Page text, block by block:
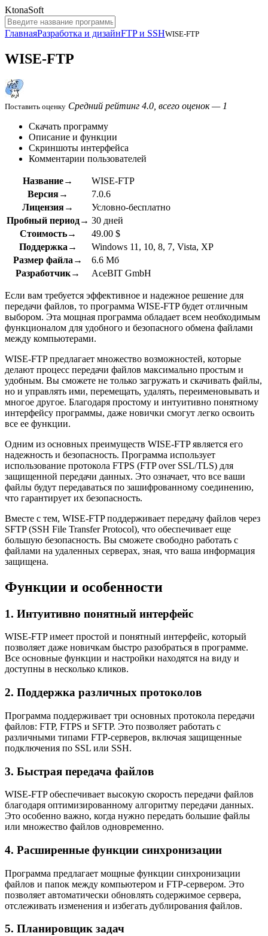
KtonaSoft
ГлавнаяРазработка и дизайнFTP и SSHWISE-FTP
WISE-FTP
Поставить оценку Средний рейтинг 4.0, всего оценок — 1
Скачать программу
Описание и функции
Скриншоты интерфейса
Комментарии пользователей
Название→
WISE-FTP
Версия→
7.0.6
Лицензия→
Условно-бесплатно
Пробный период→ 30 дней
Стоимость→
49.00 $
Поддержка→
Windows 11, 10, 8, 7, Vista, XP
Размер файла→
6.6 Мб
Разработчик→
AceBIT GmbH
Если вам требуется эффективное и надежное решение для
передачи файлов, то программа WISE-FTP будет отличным
выбором. Эта мощная программа обладает всем необходимым
функционалом для удобного и безопасного обмена файлами
между компьютерами.
WISE-FTP предлагает множество возможностей, которые
делают процесс передачи файлов максимально простым и
удобным. Вы сможете не только загружать и скачивать файлы,
но и управлять ими, перемещать, удалять, переименовывать и
многое другое. Благодаря простому и интуитивно понятному
интерфейсу программы, даже новички смогут легко освоить
все ее функции.
Одним из основных преимуществ WISE-FTP является его
надежность и безопасность. Программа использует
использование протокола FTPS (FTP over SSL/TLS) для
защищенной передачи данных. Это означает, что все ваши
файлы будут передаваться по зашифрованному соединению,
что гарантирует их безопасность.
Вместе с тем, WISE-FTP поддерживает передачу файлов через
SFTP (SSH File Transfer Protocol), что обеспечивает еще
большую безопасность. Вы сможете свободно работать с
файлами на удаленных серверах, зная, что ваша информация
защищена.
Функции и особенности
1. Интуитивно понятный интерфейс
WISE-FTP имеет простой и понятный интерфейс, который
позволяет даже новичкам быстро разобраться в программе.
Все основные функции и настройки находятся на виду и
доступны в несколько кликов.
2. Поддержка различных протоколов
Программа поддерживает три основных протокола передачи
файлов: FTP, FTPS и SFTP. Это позволяет работать с
различными типами FTP-серверов, включая защищенные
подключения по SSL или SSH.
3. Быстрая передача файлов
WISE-FTP обеспечивает высокую скорость передачи файлов
благодаря оптимизированному алгоритму передачи данных.
Это особенно важно, когда нужно передать большие файлы
или множество файлов одновременно.
4. Расширенные функции синхронизации
Программа предлагает мощные функции синхронизации
файлов и папок между компьютером и FTP-сервером. Это
позволяет автоматически обновлять содержимое сервера,
отслеживать изменения и избегать дублирования файлов.
5. Планировщик задач